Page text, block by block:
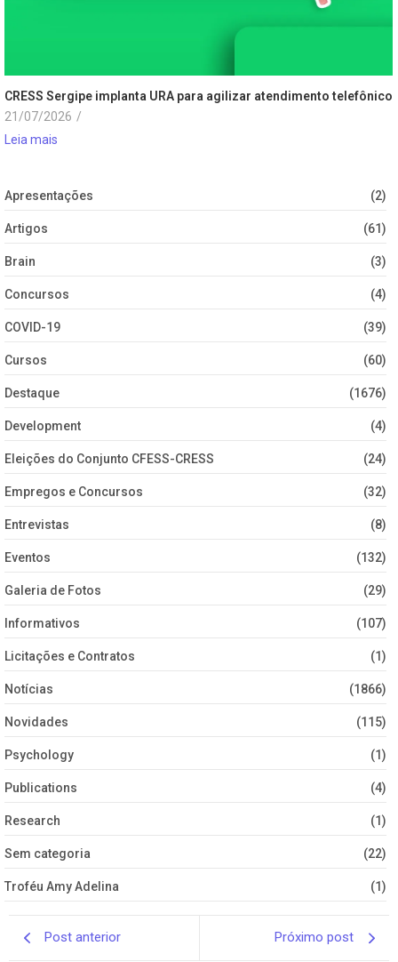
CRESS Sergipe implanta URA para agilizar atendimento telefônico
21/07/2026 /
Leia mais
Apresentações (2)
Artigos (61)
Brain (3)
Concursos (4)
COVID-19 (39)
Cursos (60)
Destaque (1676)
Development (4)
Eleições do Conjunto CFESS-CRESS (24)
Empregos e Concursos (32)
Entrevistas (8)
Eventos (132)
Galeria de Fotos (29)
Informativos (107)
Licitações e Contratos (1)
Notícias (1866)
Novidades (115)
Psychology (1)
Publications (4)
Research (1)
Sem categoria (22)
Troféu Amy Adelina (1)
Post anterior Próximo post